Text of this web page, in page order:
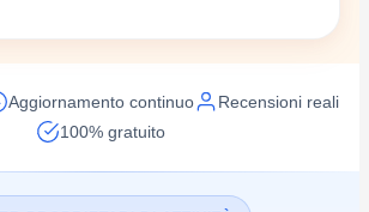
Aggiornamento continuo
Recensioni reali
100% gratuito